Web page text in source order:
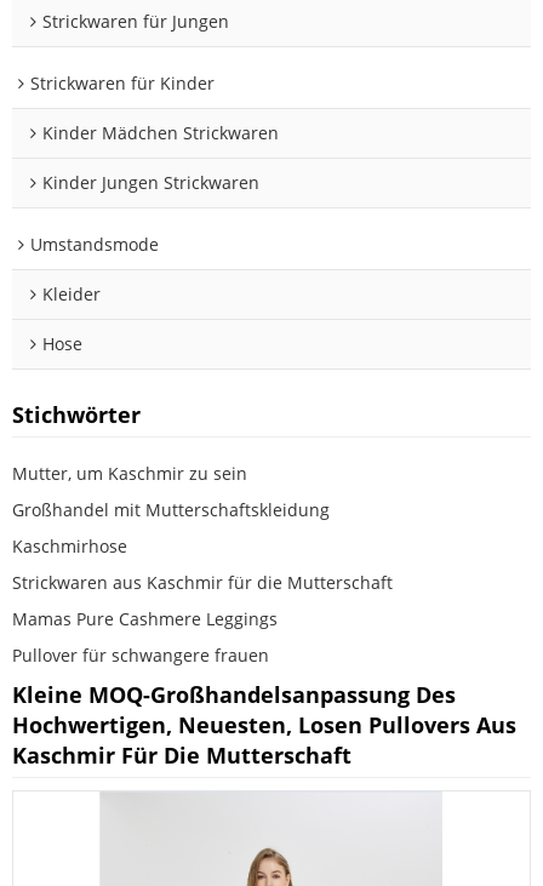
Strickwaren für Jungen
Strickwaren für Kinder
Kinder Mädchen Strickwaren
Kinder Jungen Strickwaren
Umstandsmode
Kleider
Hose
Stichwörter
Mutter, um Kaschmir zu sein
Großhandel mit Mutterschaftskleidung
Kaschmirhose
Strickwaren aus Kaschmir für die Mutterschaft
Mamas Pure Cashmere Leggings
Pullover für schwangere frauen
Kleine MOQ-Großhandelsanpassung Des
Hochwertigen, Neuesten, Losen Pullovers Aus
Kaschmir Für Die Mutterschaft